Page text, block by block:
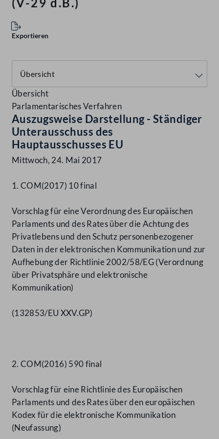
Exportieren
Übersicht
Parlamentarisches Verfahren
Auszugsweise Darstellung - Ständiger
Unterausschuss des
Hauptausschusses EU
Mittwoch, 24. Mai 2017
1. COM(2017) 10 final
Vorschlag für eine Verordnung des Europäischen
Parlaments und des Rates über die Achtung des
Privatlebens und den Schutz personenbezogener
Daten in der elektronischen Kommunikation und zur
Aufhebung der Richtlinie 2002/58/EG (Verordnung
über Privatsphäre und elektronische
Kommunikation)
(132853/EU XXV.GP)
2. COM(2016) 590 final
Vorschlag für eine Richtlinie des Europäischen
Parlaments und des Rates über den europäischen
Kodex für die elektronische Kommunikation
(Neufassung)